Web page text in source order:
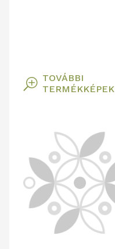
T TOVÁBBI
TERMÉKKÉPEK